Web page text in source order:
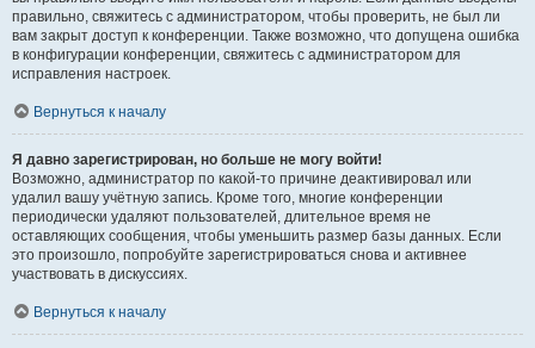
правильно, свяжитесь с администратором, чтобы проверить, не был ли
вам закрыт доступ к конференции. Также возможно, что допущена ошибка
в конфигурации конференции, свяжитесь с администратором для
исправления настроек.
Вернуться к началу
Я давно зарегистрирован, но больше не могу войти!
Возможно, администратор по какой-то причине деактивировал или
удалил вашу учётную запись. Кроме того, многие конференции
периодически удаляют пользователей, длительное время не
оставляющих сообщения, чтобы уменьшить размер базы данных. Если
это произошло, попробуйте зарегистрироваться снова и активнее
участвовать в дискуссиях.
Вернуться к началу